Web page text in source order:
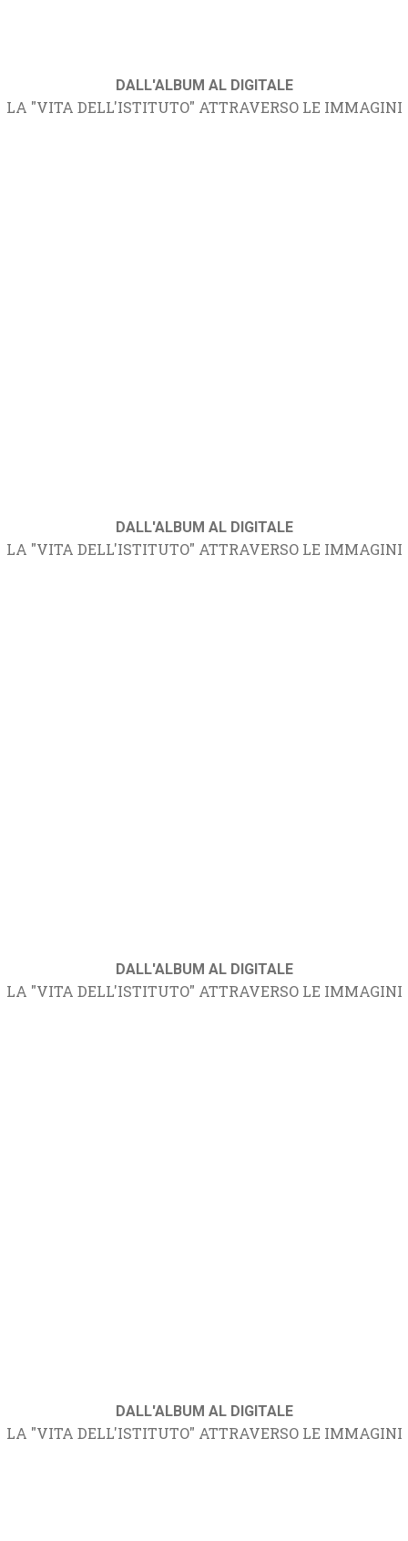
DALL'ALBUM AL DIGITALE
LA "VITA DELL'ISTITUTO" ATTRAVERSO LE IMMAGINI
DALL'ALBUM AL DIGITALE
LA "VITA DELL'ISTITUTO" ATTRAVERSO LE IMMAGINI
DALL'ALBUM AL DIGITALE
LA "VITA DELL'ISTITUTO" ATTRAVERSO LE IMMAGINI
DALL'ALBUM AL DIGITALE
LA "VITA DELL'ISTITUTO" ATTRAVERSO LE IMMAGINI